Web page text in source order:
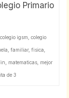
Primario
colegio igsm colegio
familiar, fisica
matematicas mejor
de 3